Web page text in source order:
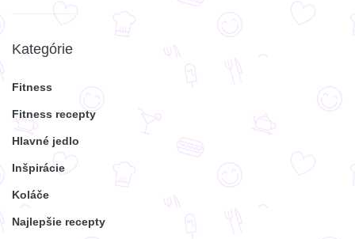
Kategórie
Fitness
Fitness recepty
Hlavné jedlo
Inšpirácie
Koláče
Najlepšie recepty